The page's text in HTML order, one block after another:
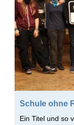
Schule ohne
Ein Titel und so